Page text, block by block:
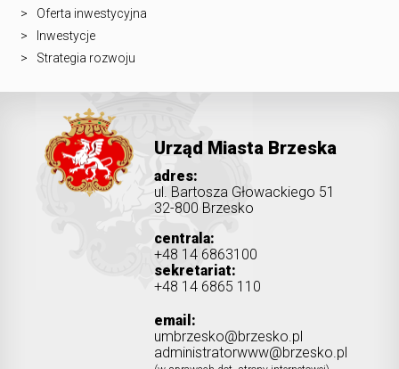
Oferta inwestycyjna
Inwestycje
Strategia rozwoju
Urząd Miasta Brzeska
adres:
ul. Bartosza Głowackiego 51
32-800 Brzesko
centrala:
+48 14 6863100
sekretariat:
+48 14 6865 110
email:
umbrzesko@brzesko.pl
administratorwww@brzesko.pl